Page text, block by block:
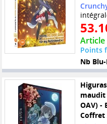
Article
Points
Nb Blu-
maudit
OAV) -
Coffret